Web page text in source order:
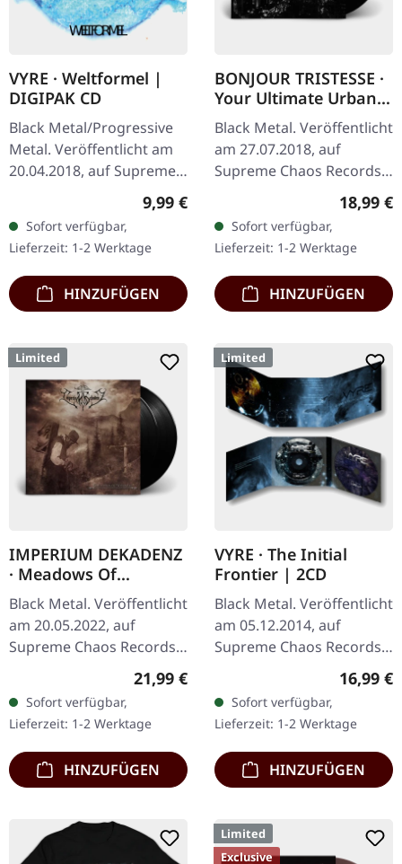
VYRE · Weltformel |
DIGIPAK CD
Black Metal/Progressive
Metal. Veröffentlicht am
20.04.2018, auf Supreme
Chaos Records. Limitierte
Erstauflage als CD im
DigiPak. Schnall Dich an,…
Regulärer Preis:
9,99 €
Sofort verfügbar,
Lieferzeit: 1-2 Werktage
HINZUFÜGEN
BONJOUR TRISTESSE ·
Your Ultimate Urban
Nightmare | BLACK LP
Black Metal. Veröffentlicht
am 27.07.2018, auf
Supreme Chaos Records.
Schwarzes Vinyl mit
schwerem Cover und
Insert, limitiert auf 200
Exemplare.…
18,99 €
Sofort verfügbar,
Lieferzeit: 1-2 Werktage
HINZUFÜGEN
Limited
IMPERIUM DEKADENZ
· Meadows Of
Nostalgia | BLACK 2LP
Black Metal. Veröffentlicht
am 20.05.2022, auf
Supreme Chaos Records.
Schwarzes Doppel-Vinyl
im Gatefold-Cover mit
bedrucktem Insert,
limitiert auf…
Regulärer Preis:
21,99 €
Sofort verfügbar,
Lieferzeit: 1-2 Werktage
HINZUFÜGEN
Limited
VYRE · The Initial
Frontier | 2CD
Black Metal. Veröffentlicht
am 05.12.2014, auf
Supreme Chaos Records.
Limitierte Auflage als
aufwändiger Dreifach-
Klapp-DigiPak mit 2 CDs:
The…
16,99 €
Sofort verfügbar,
Lieferzeit: 1-2 Werktage
HINZUFÜGEN
Limited
Exclusive